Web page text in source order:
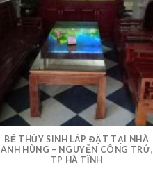
BỂ THỦY SINH LẮP ĐẶT TẠI NHÀ
ANH HÙNG – NGUYỄN CÔNG TRỨ,
TP HÀ TĨNH